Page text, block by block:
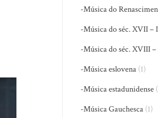
-Música do
-Música do séc. XVII –
-Música do séc. XVIII –
-Música eslovena (1)
-Música estadunidense
-Música Gauchesca (1)